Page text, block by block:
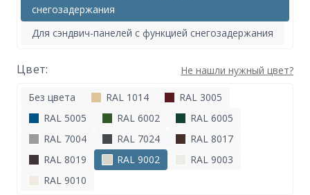
снегозадержания
Для сэндвич-панелей с функцией снегозадержания
Цвет: Не нашли нужный цвет?
Без цвета RAL 1014
RAL 3005
RAL 5005
RAL 6002
RAL 6005
RAL 7004
RAL 7024
RAL 8017
RAL 8019
RAL 9002
RAL 9003
RAL 9010